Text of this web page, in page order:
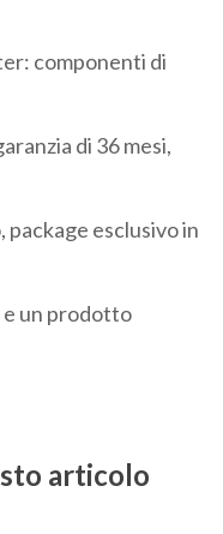
componenti di
di 36 mesi,
esclusivo in
un prodotto
articolo